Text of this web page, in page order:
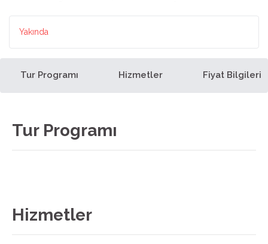
Yakında
Tur Programı Hizmetler Fiyat Bilgileri
Tur Programı
Hizmetler